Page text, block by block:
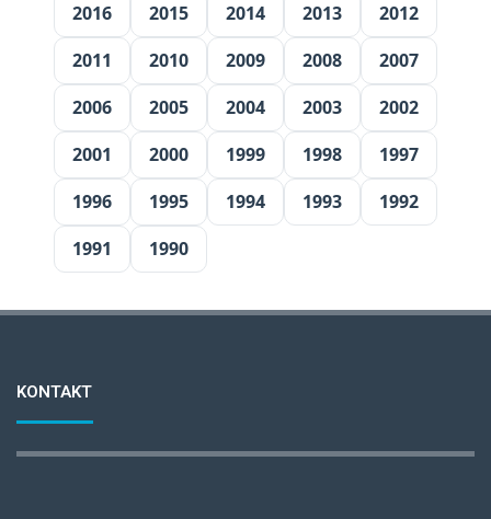
2016
2015 2014 2013
2012
2011
2010 2009 2008
2007
2006
2005 2004 2003
2002
2001
2000 1999 1998
1997
1996
1995 1994 1993
1992
1991
1990
KONTAKT